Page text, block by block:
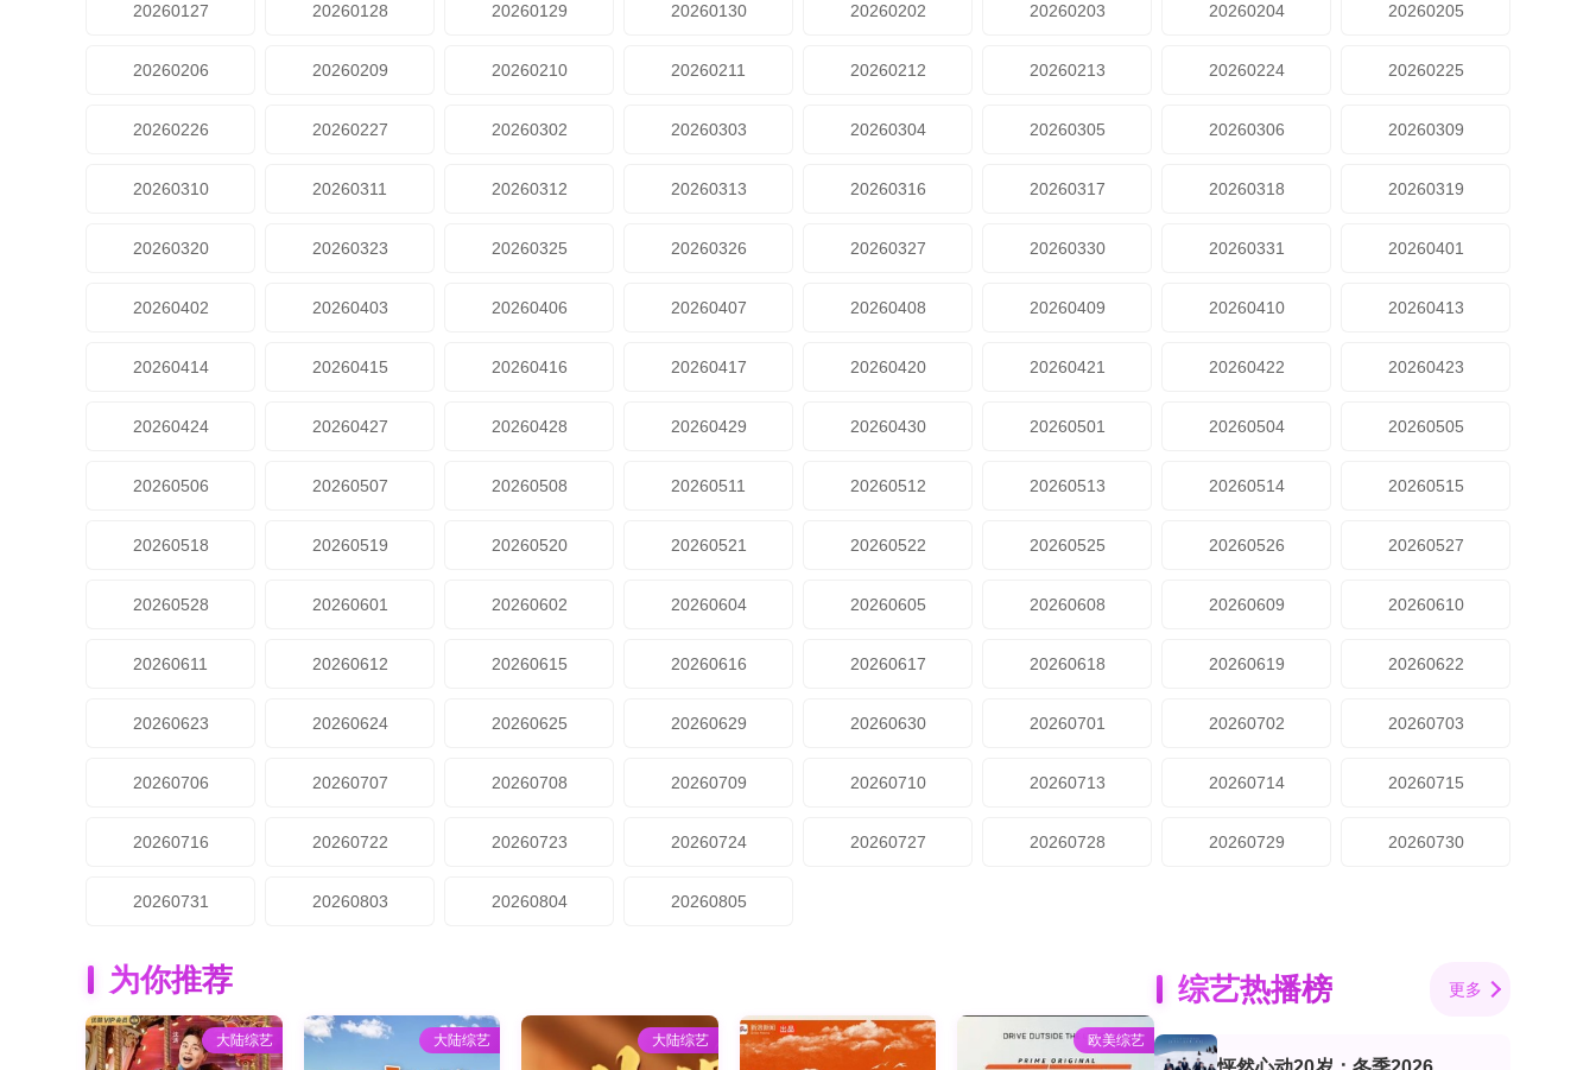
20260127 20260128 20260129 20260130 20260202 20260203 20260204 20260205
20260206 20260209 20260210 20260211 20260212 20260213 20260224 20260225
20260226 20260227 20260302 20260303 20260304 20260305 20260306 20260309
20260310 20260311 20260312 20260313 20260316 20260317 20260318 20260319
20260320 20260323 20260325 20260326 20260327 20260330 20260331 20260401
20260402 20260403 20260406 20260407 20260408 20260409 20260410 20260413
20260414 20260415 20260416 20260417 20260420 20260421 20260422 20260423
20260424 20260427 20260428 20260429 20260430 20260501 20260504 20260505
20260506 20260507 20260508 20260511 20260512 20260513 20260514 20260515
20260518 20260519 20260520 20260521 20260522 20260525 20260526 20260527
20260528 20260601 20260602 20260604 20260605 20260608 20260609 20260610
20260611 20260612 20260615 20260616 20260617 20260618 20260619 20260622
20260623 20260624 20260625 20260629 20260630 20260701 20260702 20260703
20260706 20260707 20260708 20260709 20260710 20260713 20260714 20260715
20260716 20260722 20260723 20260724 20260727 20260728 20260729 20260730
20260731 20260803 20260804 20260805
为你推荐
大陆综艺 大陆综艺 大陆综艺 欧美综艺
综艺热播榜 更多